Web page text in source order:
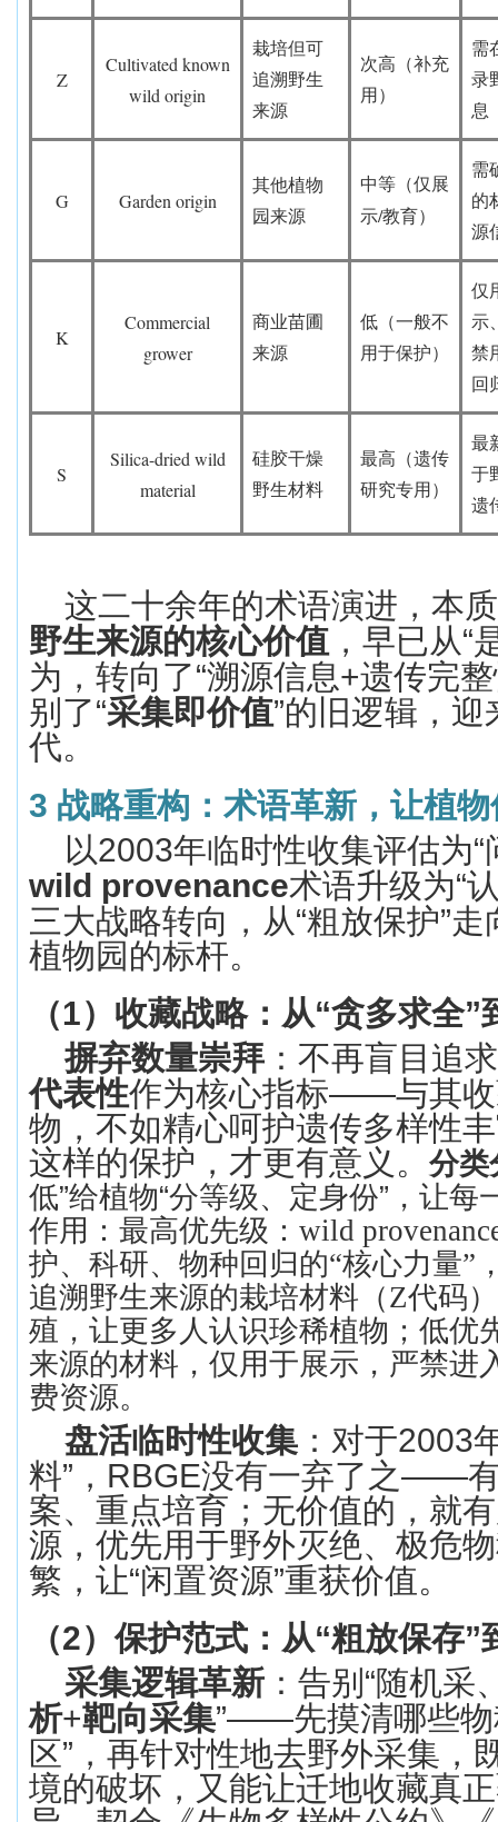
Z
Cultivated known
wild origin
栽培但可
追溯野生
来源
次高（补充
用）
需
录
息
G Garden origin
其他植物
园来源
中等（仅展
示/教育）
需
的
源
K
Commercial
grower
商业苗圃
来源
低（一般不
用于保护）
仅
示
禁
回
S
Silica-dried wild
material
硅胶干燥
野生材料
最高（遗传
研究专用）
最
于
遗
这二十余年的术语演进，本
野生来源的核心价值 ，早已从“
为，转向了“溯源信息+遗传完
别了“采集即价值”的旧逻辑，迎
代。
3 战略重构：术语革新，让植
以2003年临时性收集评估为“
wild provenance术语升级为“
三大战略转向，从“粗放保护”走
植物园的标杆。
（1） 收藏战略：从“贪多求全”
摒弃数量崇拜 ：不再盲目追求
代表性作为核心指标——与其
物，不如精心呵护遗传多样性
这样的保护，才更有意义。 分类
低”给植物“分等级、定身份” ，让每
作用： 最高优先级： wild
护、科研、物种回归的“核心力量”
追溯野生来源的栽培材料（Z代码
殖，让更多人认识珍稀植物； 低优
来源的材料，仅用于展示，严禁进
费资源。
盘活临时性收集 ：对于2003
料” ， RBGE没有一弃了之——
案、重点培育；无价值的，就
源，优先用于野外灭绝、极危
繁，让“闲置资源”重获价值。
（2）保护范式：从“粗放保存”
采集逻辑革新 ：告别 “随机采
析+靶向采集”——先摸清哪些
区” ，再针对性地去野外采集，
境的破坏，又能让迁地收藏真